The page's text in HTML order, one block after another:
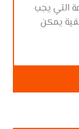
التي يجب
يمكن